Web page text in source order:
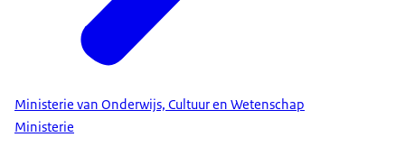
Ministerie van Onderwijs, Cultuur en Wetenschap
Ministerie